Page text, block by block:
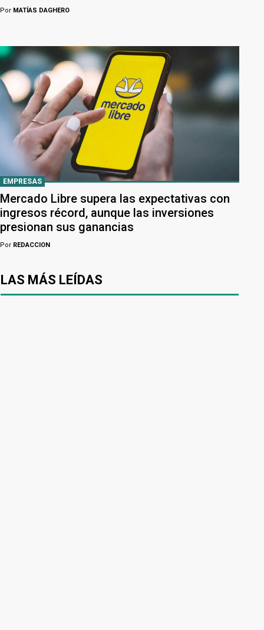
Por MATÍAS DAGHERO
EMPRESAS
Mercado Libre supera las expectativas con
ingresos récord, aunque las inversiones
presionan sus ganancias
Por REDACCION
LAS MÁS LEÍDAS